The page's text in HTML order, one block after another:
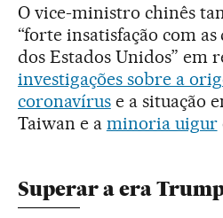
O vice-ministro chinês
“forte insatisfação com as
dos Estados Unidos” em
investigações sobre a
coronavíruse a situação
Taiwan e a minoria uigur
Superar a era